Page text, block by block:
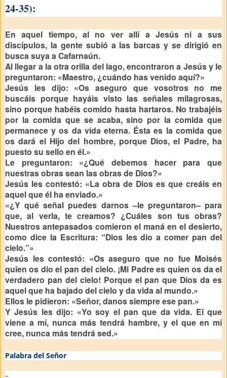
24-35):
En aquel tiempo, al no ver allí a Jesús ni a sus
discípulos, la gente subió a las barcas y se dirigió en
busca suya a Cafarnaún.
Al llegar a la otra orilla del lago, encontraron a Jesús y le
preguntaron: «Maestro, ¿cuándo has venido aquí?»
Jesús les dijo: «Os aseguro que vosotros no me
buscáis porque hayáis visto las señales milagrosas,
sino porque habéis comido hasta hartaros. No trabajéis
por la comida que se acaba, sino por la comida que
permanece y os da vida eterna. Ésta es la comida que
os dará el Hijo del hombre, porque Dios, el Padre, ha
puesto su sello en él.»
Le preguntaron: «¿Qué debemos hacer para que
nuestras obras sean las obras de Dios?»
Jesús les contestó: «La obra de Dios es que creáis en
aquel que él ha enviado.»
«¿Y qué señal puedes darnos –le preguntaron– para
que, al verla, te creamos? ¿Cuáles son tus obras?
Nuestros antepasados comieron el maná en el desierto,
como dice la Escritura: “Dios les dio a comer pan del
cielo.”»
Jesús les contestó: «Os aseguro que no fue Moisés
quien os dio el pan del cielo. ¡Mi Padre es quien os da el
verdadero pan del cielo! Porque el pan que Dios da es
aquel que ha bajado del cielo y da vida al mundo.»
Ellos le pidieron: «Señor, danos siempre ese pan.»
Y Jesús les dijo: «Yo soy el pan que da vida. El que
viene a mí, nunca más tendrá hambre, y el que en mí
cree, nunca más tendrá sed.»
Palabra del Señor
–